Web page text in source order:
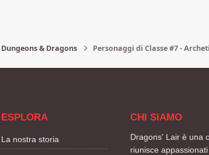
Dungeons & Dragons Personaggi di Classe #7 -
ESPLORA
La nostra storia
CHI SIAMO
Dragons' Lair è una
riunisce